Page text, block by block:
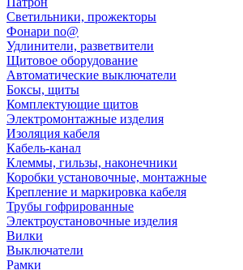
Светильники, прожекторы
Фонари no@
Удлинители, разветвители
Щитовое оборудование
Автоматические выключатели
Боксы, щиты
Комплектующие щитов
Электромонтажные изделия
Изоляция кабеля
Кабель-канал
Клеммы, гильзы, наконечники
Коробки установочные, монтажные
Крепление и маркировка кабеля
Трубы гофрированные
Электроустановочные изделия
Вилки
Выключатели
Рамки